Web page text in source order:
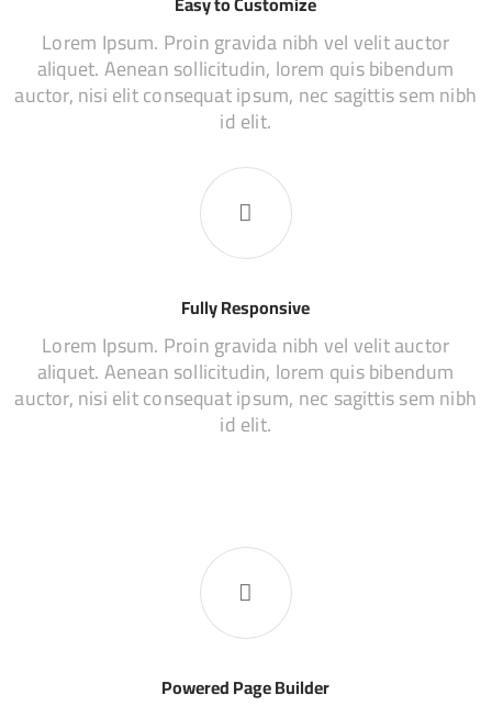
Lorem Ipsum. Proin gravida nibh vel velit auctor
aliquet. Aenean sollicitudin, lorem quis bibendum
auctor, nisi elit consequat ipsum, nec sagittis sem nibh
id elit.
Fully Responsive
Lorem Ipsum. Proin gravida nibh vel velit auctor
aliquet. Aenean sollicitudin, lorem quis bibendum
auctor, nisi elit consequat ipsum, nec sagittis sem nibh
id elit.
Powered Page Builder